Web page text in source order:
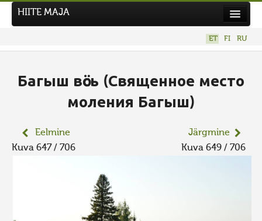
Tööd
Tegutse
Hiite kuvavõistlus 2026
VANEMAD KUVAVÕISTLUSED
HIITE MAJA
ET FI RU
Багыш вӧсь (Священное место
моления Багыш)
Eelmine
Kuva 647 / 706
Järgmine
Kuva 649 / 706